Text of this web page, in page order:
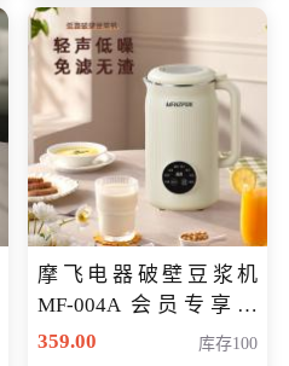
摩飞电器破壁豆浆机
MF-004A 会员专享价
168元
359.00 库存100